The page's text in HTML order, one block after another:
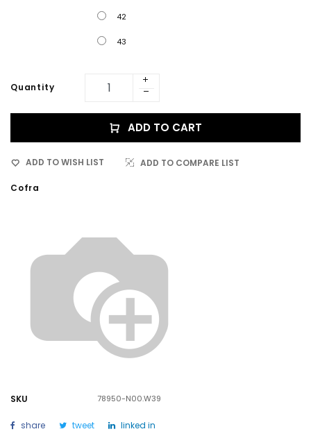
42
43
Quantity
ADD TO CART
ADD TO WISH LIST ADD TO COMPARE LIST
Cofra
SKU 78950-N00.W39
share tweet linked in